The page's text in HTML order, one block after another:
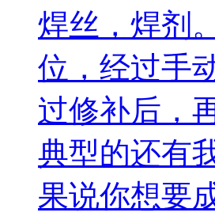
焊丝，焊剂
位，经过手
过修补后，
典型的还有
果说你想要